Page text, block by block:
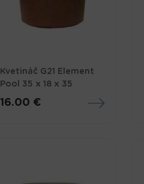
Kvetináč G21 Element
Pool 35 x 18 x 35
16.00 €